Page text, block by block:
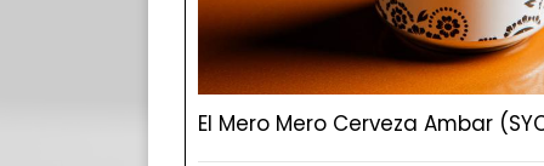
El Mero Mero Cerveza Ambar